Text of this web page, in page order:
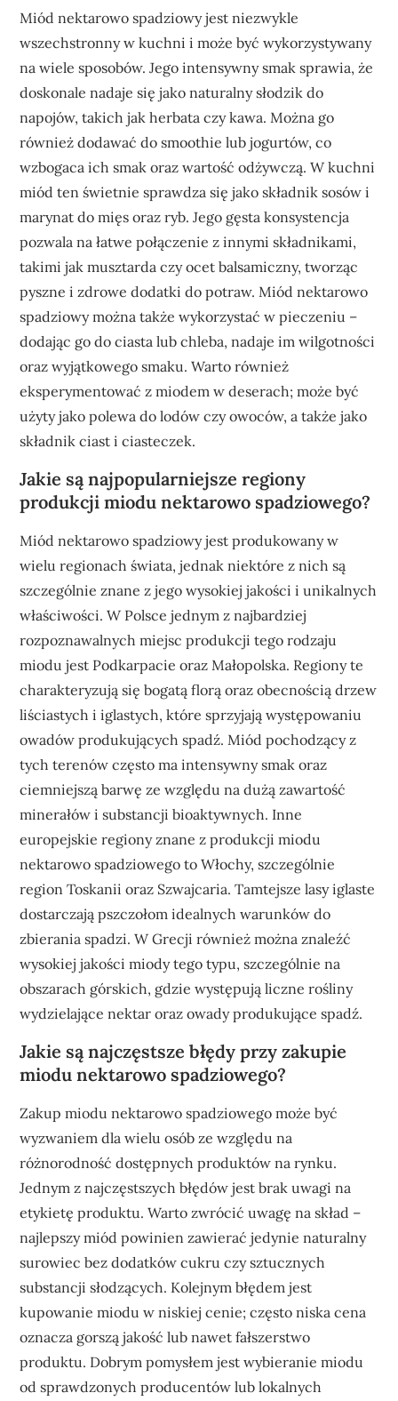
Miód nektarowo spadziowy jest niezwykle
wszechstronny w kuchni i może być wykorzystywany
na wiele sposobów. Jego intensywny smak sprawia, że
doskonale nadaje się jako naturalny słodzik do
napojów, takich jak herbata czy kawa. Można go
również dodawać do smoothie lub jogurtów, co
wzbogaca ich smak oraz wartość odżywczą. W kuchni
miód ten świetnie sprawdza się jako składnik sosów i
marynat do mięs oraz ryb. Jego gęsta konsystencja
pozwala na łatwe połączenie z innymi składnikami,
takimi jak musztarda czy ocet balsamiczny, tworząc
pyszne i zdrowe dodatki do potraw. Miód nektarowo
spadziowy można także wykorzystać w pieczeniu –
dodając go do ciasta lub chleba, nadaje im wilgotności
oraz wyjątkowego smaku. Warto również
eksperymentować z miodem w deserach; może być
użyty jako polewa do lodów czy owoców, a także jako
składnik ciast i ciasteczek.
Jakie są najpopularniejsze regiony
produkcji miodu nektarowo spadziowego?
Miód nektarowo spadziowy jest produkowany w
wielu regionach świata, jednak niektóre z nich są
szczególnie znane z jego wysokiej jakości i unikalnych
właściwości. W Polsce jednym z najbardziej
rozpoznawalnych miejsc produkcji tego rodzaju
miodu jest Podkarpacie oraz Małopolska. Regiony te
charakteryzują się bogatą florą oraz obecnością drzew
liściastych i iglastych, które sprzyjają występowaniu
owadów produkujących spadź. Miód pochodzący z
tych terenów często ma intensywny smak oraz
ciemniejszą barwę ze względu na dużą zawartość
minerałów i substancji bioaktywnych. Inne
europejskie regiony znane z produkcji miodu
nektarowo spadziowego to Włochy, szczególnie
region Toskanii oraz Szwajcaria. Tamtejsze lasy iglaste
dostarczają pszczołom idealnych warunków do
zbierania spadzi. W Grecji również można znaleźć
wysokiej jakości miody tego typu, szczególnie na
obszarach górskich, gdzie występują liczne rośliny
wydzielające nektar oraz owady produkujące spadź.
Jakie są najczęstsze błędy przy zakupie
miodu nektarowo spadziowego?
Zakup miodu nektarowo spadziowego może być
wyzwaniem dla wielu osób ze względu na
różnorodność dostępnych produktów na rynku.
Jednym z najczęstszych błędów jest brak uwagi na
etykietę produktu. Warto zwrócić uwagę na skład –
najlepszy miód powinien zawierać jedynie naturalny
surowiec bez dodatków cukru czy sztucznych
substancji słodzących. Kolejnym błędem jest
kupowanie miodu w niskiej cenie; często niska cena
oznacza gorszą jakość lub nawet fałszerstwo
produktu. Dobrym pomysłem jest wybieranie miodu
od sprawdzonych producentów lub lokalnych